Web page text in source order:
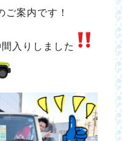
ご案内です！
入りしました